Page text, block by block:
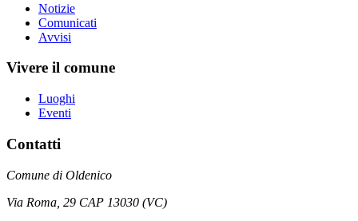
Notizie
Comunicati
Avvisi
Vivere il comune
Luoghi
Eventi
Contatti
Comune di Oldenico
Via Roma, 29 CAP 13030 (VC)